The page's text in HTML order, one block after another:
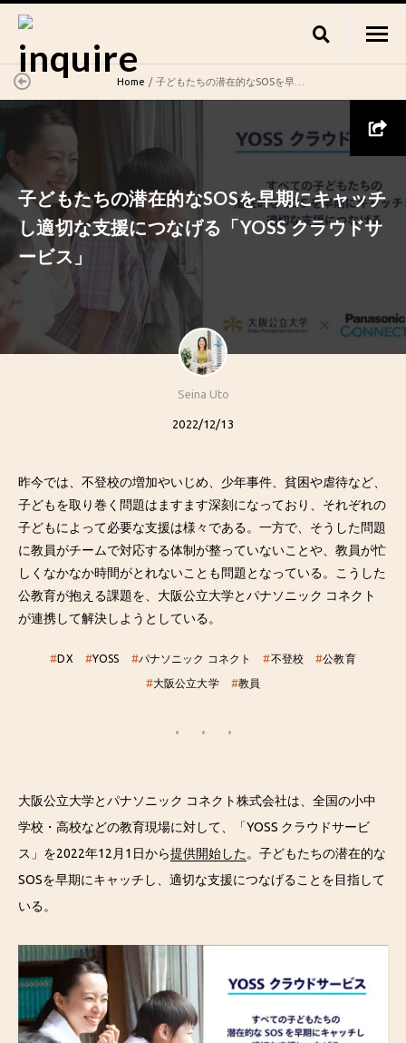
Home 子どもたちの潜在的なSOSを早期にキャッチし適切な支援につなげる「YOSS クラウドサービス」
子どもたちの潜在的なSOSを早期にキャッチ
し適切な支援につなげる「YOSS クラウドサ
ービス」
Seina Uto
2022/12/13
昨今では、不登校の増加やいじめ、少年事件、貧困や虐待など、
子どもを取り巻く問題はますます深刻になっており、それぞれの
子どもによって必要な支援は様々である。一方で、そうした問題
に教員がチームで対応する体制が整っていないことや、教員が忙
しくなかなか時間がとれないことも問題となっている。こうした
公教育が抱える課題を、大阪公立大学とパナソニック コネクト
が連携して解決しようとしている。
#DX #YOSS #パナソニック コネクト #不登校 #公教育
#大阪公立大学 #教員
大阪公立大学とパナソニック コネクト株式会社は、全国の小中
学校・高校などの教育現場に対して、「YOSS クラウドサービ
ス」を2022年12月1日から提供開始した。子どもたちの潜在的な
SOSを早期にキャッチし、適切な支援につなげることを目指して
いる。